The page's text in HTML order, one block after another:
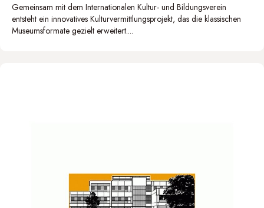
Gemeinsam mit dem Internationalen Kultur- und Bildungsverein
entsteht ein innovatives Kulturvermittlungsprojekt, das die klassischen
Museumsformate gezielt erweitert....